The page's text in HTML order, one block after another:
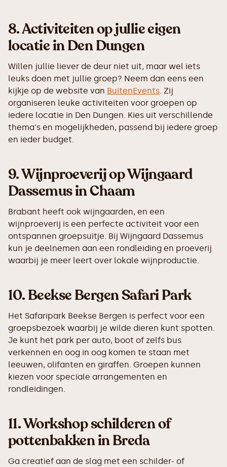
8. Activiteiten op jullie eigen
locatie in Den Dungen
Willen jullie liever de deur niet uit, maar wel iets
leuks doen met jullie groep? Neem dan eens een
kijkje op de website van BuitenEvents. Zij
organiseren leuke activiteiten voor groepen op
iedere locatie in Den Dungen. Kies uit verschillende
thema's en mogelijkheden, passend bij iedere groep
en ieder budget.
9.Wijnproeverij op Wijngaard
Dassemus in Chaam
Brabant heeft ook wijngaarden, en een
wijnproeverij is een perfecte activiteit voor een
ontspannen groepsuitje. Bij Wijngaard Dassemus
kun je deelnemen aan een rondleiding en proeverij
waarbij je meer leert over lokale wijnproductie.
10.Beekse Bergen Safari Park
Het Safaripark Beekse Bergen is perfect voor een
groepsbezoek waarbij je wilde dieren kunt spotten.
Je kunt het park per auto, boot of zelfs bus
verkennen en oog in oog komen te staan met
leeuwen, olifanten en giraffen. Groepen kunnen
kiezen voor speciale arrangementen en
rondleidingen.
11.Workshop schilderen of
pottenbakken in Breda
Ga creatief aan de slag met een schilder- of